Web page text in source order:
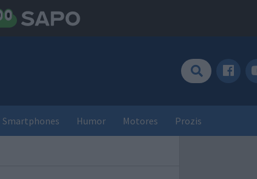
Smartphones Humor Motores Prozis